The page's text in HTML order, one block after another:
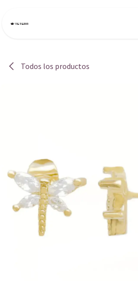
Todos los productos